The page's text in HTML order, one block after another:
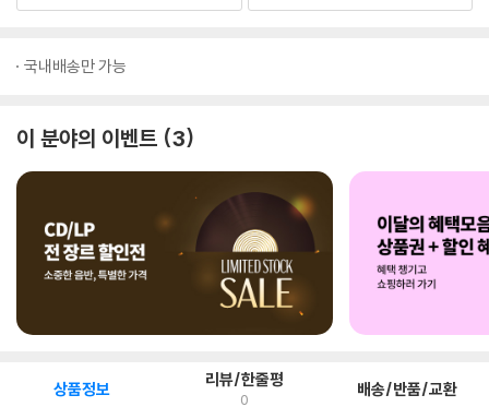
국내배송만 가능
이 분야의 이벤트 3
상품정보 리뷰/한줄평
0 배송/반품/교환